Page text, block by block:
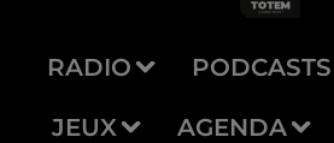
RADIO PODCASTS
JEUX AGENDA